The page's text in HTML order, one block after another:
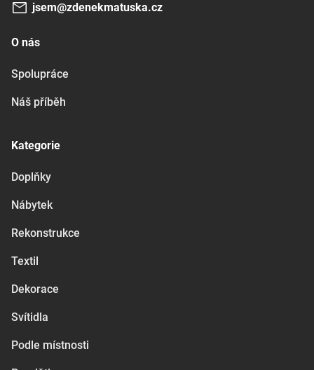
jsem@zdenekmatuska.cz
O nás
Spolupráce
Náš příběh
Kategorie
Doplňky
Nábytek
Rekonstrukce
Textil
Dekorace
Svítidla
Podle místnosti